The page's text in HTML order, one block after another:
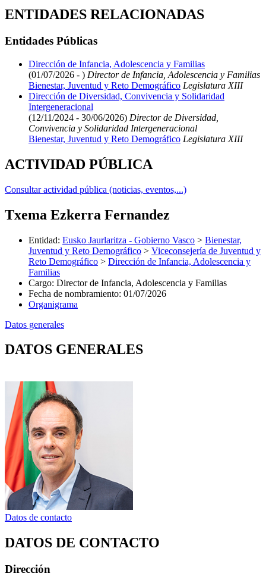
ENTIDADES RELACIONADAS
Entidades Públicas
Dirección de Infancia, Adolescencia y Familias
(01/07/2026 - ) Director de Infancia, Adolescencia y Familias
Bienestar, Juventud y Reto Demográfico Legislatura XIII
Dirección de Diversidad, Convivencia y Solidaridad
Intergeneracional
(12/11/2024 - 30/06/2026) Director de Diversidad,
Convivencia y Solidaridad Intergeneracional
Bienestar, Juventud y Reto Demográfico Legislatura XIII
ACTIVIDAD PÚBLICA
Consultar actividad pública (noticias, eventos,...)
Txema Ezkerra Fernandez
Entidad: Eusko Jaurlaritza - Gobierno Vasco > Bienestar,
Juventud y Reto Demográfico > Viceconsejería de Juventud y
Reto Demográfico > Dirección de Infancia, Adolescencia y
Familias
Cargo: Director de Infancia, Adolescencia y Familias
Fecha de nombramiento: 01/07/2026
Organigrama
Datos generales
DATOS GENERALES
Datos de contacto
DATOS DE CONTACTO
Dirección